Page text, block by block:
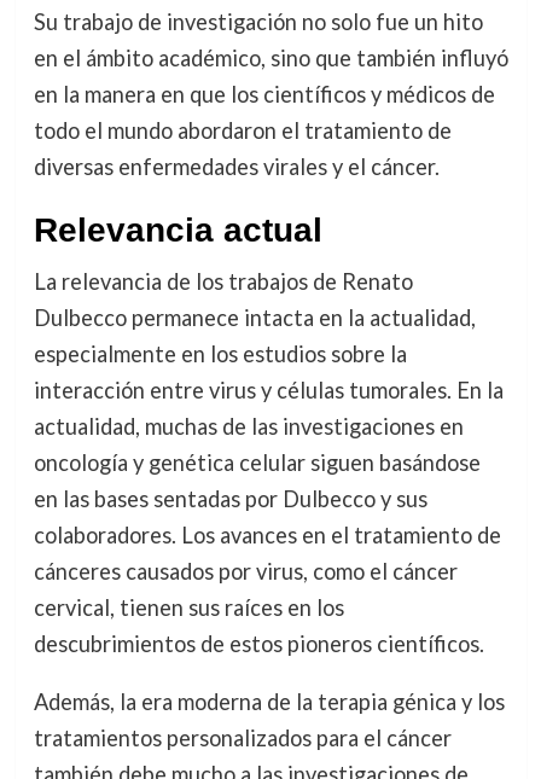
Su trabajo de investigación no solo fue un hito
en el ámbito académico, sino que también influyó
en la manera en que los científicos y médicos de
todo el mundo abordaron el tratamiento de
diversas enfermedades virales y el cáncer.
Relevancia actual
La relevancia de los trabajos de Renato
Dulbecco permanece intacta en la actualidad,
especialmente en los estudios sobre la
interacción entre virus y células tumorales. En la
actualidad, muchas de las investigaciones en
oncología y genética celular siguen basándose
en las bases sentadas por Dulbecco y sus
colaboradores. Los avances en el tratamiento de
cánceres causados por virus, como el cáncer
cervical, tienen sus raíces en los
descubrimientos de estos pioneros científicos.
Además, la era moderna de la terapia génica y los
tratamientos personalizados para el cáncer